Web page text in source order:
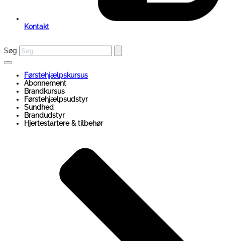
Kontakt
Søg
Førstehjælpskursus
Abonnement
Brandkursus
Førstehjælpsudstyr
Sundhed
Brandudstyr
Hjertestartere & tilbehør